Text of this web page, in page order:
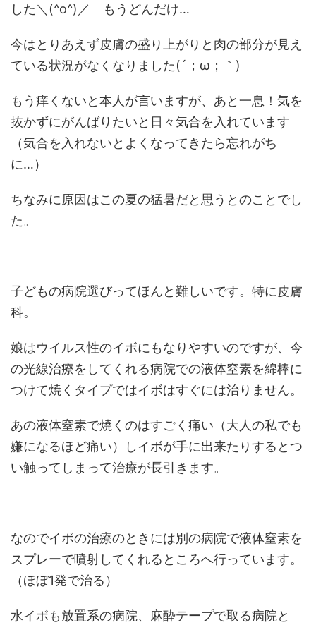
した＼(^o^)／ もうどんだけ…
今はとりあえず皮膚の盛り上がりと肉の部分が見え
ている状況がなくなりました(´；ω；｀)
もう痒くないと本人が言いますが、あと一息！気を
抜かずにがんばりたいと日々気合を入れています
（気合を入れないとよくなってきたら忘れがち
に…）
ちなみに原因はこの夏の猛暑だと思うとのことでし
た。
子どもの病院選びってほんと難しいです。特に皮膚
科。
娘はウイルス性のイボにもなりやすいのですが、今
の光線治療をしてくれる病院での液体窒素を綿棒に
つけて焼くタイプではイボはすぐには治りません。
あの液体窒素で焼くのはすごく痛い（大人の私でも
嫌になるほど痛い）しイボが手に出来たりするとつ
い触ってしまって治療が長引きます。
なのでイボの治療のときには別の病院で液体窒素を
スプレーで噴射してくれるところへ行っています。
（ほぼ1発で治る）
水イボも放置系の病院、麻酔テープで取る病院と